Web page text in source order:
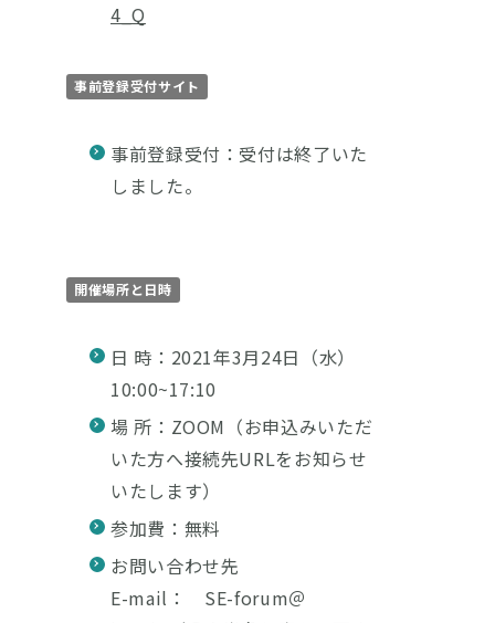
4_Q
事前登録受付サイト
事前登録受付：受付は終了いた
しました。
開催場所と日時
日 時：2021年3月24日（水）
10:00~17:10
場 所：ZOOM（お申込みいただ
いた方へ接続先URLをお知らせ
いたします）
参加費：無料
お問い合わせ先
E-mail： SE-forum＠